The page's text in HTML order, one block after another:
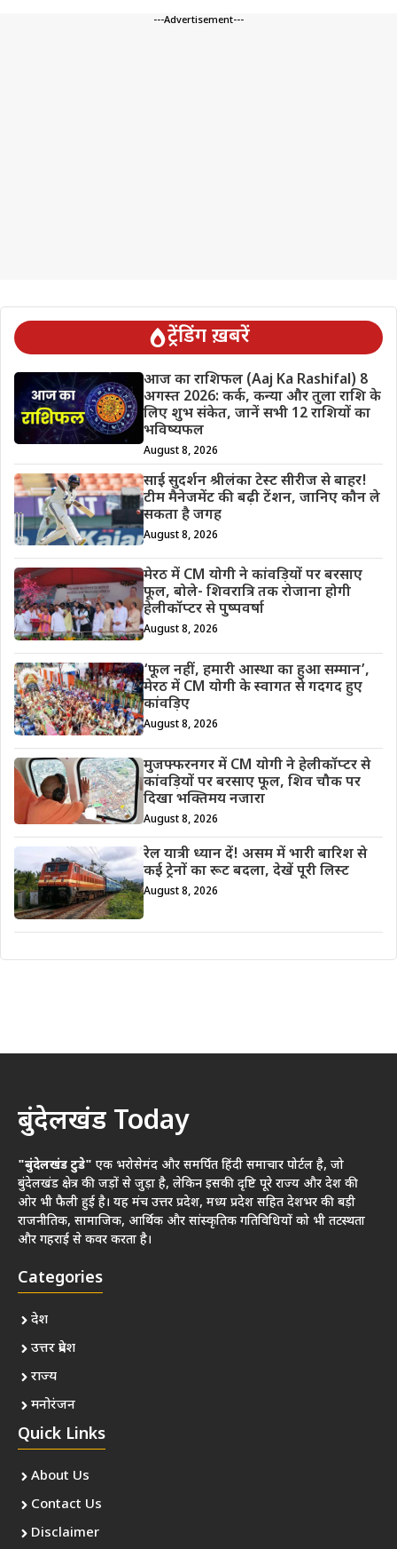
---Advertisement---
ट्रेंडिंग ख़बरें
आज का राशिफल (Aaj Ka Rashifal) 8
अगस्त 2026: कर्क, कन्या और तुला राशि के
लिए शुभ संकेत, जानें सभी 12 राशियों का
भविष्यफल
August 8, 2026
साई सुदर्शन श्रीलंका टेस्ट सीरीज से बाहर!
टीम मैनेजमेंट की बढ़ी टेंशन, जानिए कौन ले
सकता है जगह
August 8, 2026
मेरठ में CM योगी ने कांवड़ियों पर बरसाए
फूल, बोले- शिवरात्रि तक रोजाना होगी
हेलीकॉप्टर से पुष्पवर्षा
August 8, 2026
‘फूल नहीं, हमारी आस्था का हुआ सम्मान’,
मेरठ में CM योगी के स्वागत से गदगद हुए
कांवड़िए
August 8, 2026
मुजफ्फरनगर में CM योगी ने हेलीकॉप्टर से
कांवड़ियों पर बरसाए फूल, शिव चौक पर
दिखा भक्तिमय नजारा
August 8, 2026
रेल यात्री ध्यान दें! असम में भारी बारिश से
कई ट्रेनों का रूट बदला, देखें पूरी लिस्ट
August 8, 2026
बुंदेलखंड Today
"बुंदेलखंड टुडे" एक भरोसेमंद और समर्पित हिंदी समाचार पोर्टल है, जो
बुंदेलखंड क्षेत्र की जड़ों से जुड़ा है, लेकिन इसकी दृष्टि पूरे राज्य और देश की
ओर भी फैली हुई है। यह मंच उत्तर प्रदेश, मध्य प्रदेश सहित देशभर की बड़ी
राजनीतिक, सामाजिक, आर्थिक और सांस्कृतिक गतिविधियों को भी तटस्थता
और गहराई से कवर करता है।
Categories
देश
उत्तर प्रदेश
राज्य
मनोरंजन
Quick Links
About Us
Contact Us
Disclaimer